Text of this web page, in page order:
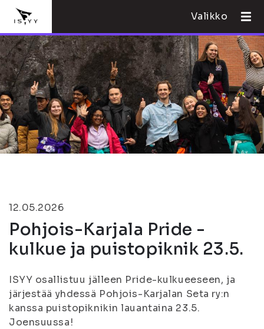
Valikko
12.05.2026
Pohjois-Karjala Pride -
kulkue ja puistopiknik 23.5.
ISYY osallistuu jälleen Pride-kulkueeseen, ja
järjestää yhdessä Pohjois-Karjalan Seta ry:n
kanssa puistopiknikin lauantaina 23.5.
Joensuussa!